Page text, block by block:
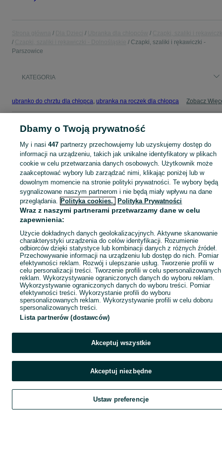
Czapki, szaliki i rękawiczki -
Parszowice
KATEGORIA
ubranko do chrztu dla chłopca, ubranka na roczek dla chłopca Zobacz
Mapa kategorii
Mapa ministron
Popularne wyszukiwania
Szukaj Obserwujesz Dodaj Czat
Dbamy o Twoją prywatność
My i nasi447 partnerzy przechowujemy lub uzyskujemy dostęp do
informacji na urządzeniu, takich jak unikalne identyfikatory w plikach
cookie w celu przetwarzania danych osobowych. Użytkownik może
zaakceptować wybory lub zarządzać nimi, klikając poniżej lub w
dowolnym momencie na stronie polityki prywatności. Te wybory będą
sygnalizowane naszym partnerom i nie będą miały wpływu na dane
przeglądania. Polityka cookies, Polityka Prywatności
Wraz z naszymi partnerami przetwarzamy dane w celu
zapewnienia:
Użycie dokładnych danych geolokalizacyjnych. Aktywne skanowanie
charakterystyki urządzenia do celów identyfikacji. Rozumienie
odbiorców dzięki statystyce lub kombinacji danych z różnych źródeł.
Przechowywanie informacji na urządzeniu lub dostęp do nich. Pomiar
efektywności reklam. Rozwój i ulepszanie usług. Tworzenie profili w
celu personalizacji treści. Tworzenie profili w celu spersonalizowanych
reklam. Wykorzystywanie ograniczonych danych do wyboru reklam.
Wykorzystywanie ograniczonych danych do wyboru treści. Pomiar
efektywności treści. Wykorzystanie profili do wyboru
spersonalizowanych reklam. Wykorzystywanie profili w celu doboru
spersonalizowanych treści.
Lista partnerów (dostawców)
Akceptuj wszystkie
Akceptuj niezbędne
Ustaw preferencje